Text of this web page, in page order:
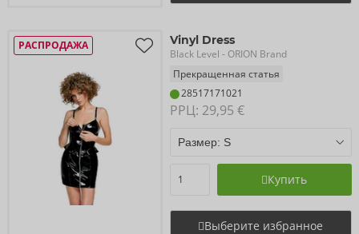
РАСПРОДАЖА Vinyl Dress
Black Level - ORION Brand
Прекращенная статья
28517171021
РРЦ: 29,95 €
Купить
Выберите избранное